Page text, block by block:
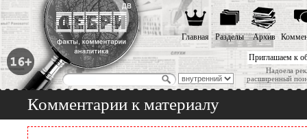
Приглашаем к
Надоела
расширенный
Главная Разделы Архив
Комментарии к материалу